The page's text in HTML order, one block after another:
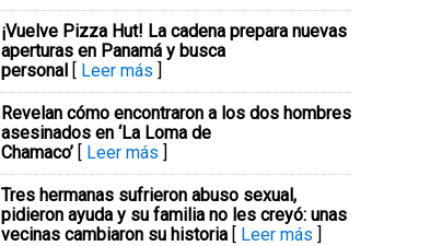
¡Vuelve Pizza Hut! La cadena prepara nuevas
aperturas en Panamá y busca
personal [ Leer más ]
Revelan cómo encontraron a los dos hombres
asesinados en ‘La Loma de
Chamaco’ [ Leer más ]
Tres hermanas sufrieron abuso sexual,
pidieron ayuda y su familia no les creyó: unas
vecinas cambiaron su historia [ Leer más ]